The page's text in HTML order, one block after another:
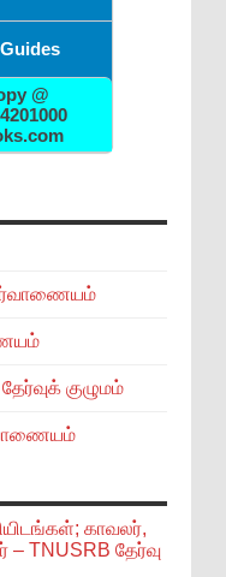
@
குழுமம்
காவலர்,
TNUSRB தேர்வு